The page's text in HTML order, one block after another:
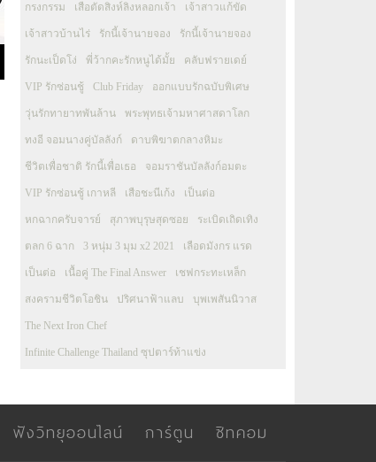
กรงกรรม เสือตัดสิงห์ลิงหลอกเจ้า เจ้าสาวแก้ขัด
เจ้าสาวบ้านไร่ รักนี้เจ้านายจอง รักนี้เจ้านายจอง
รักนะเป็ดโง่ พี่ว้ากคะรักหนูได้มั้ย คลับฟรายเดย์
VIP รักซ่อนชู้ Club Friday ออกแบบรักฉบับพิเศษ
วุ่นรักทายาทพันล้าน พระพุทธเจ้ามหาศาสดาโลก
ทงอี จอมนางคู่บัลลังก์ ดาบพิฆาตกลางหิมะ
ชีวิตเพื่อชาติ รักนี้เพื่อเธอ จอมราชันบัลลังก์อมตะ
VIP รักซ่อนชู้ เกาหลี เสือชะนีเก้ง เป็นต่อ
หกฉากครับจารย์ สุภาพบุรุษสุดซอย ระเบิดเถิดเทิง
ตลก 6 ฉาก 3 หนุ่ม 3 มุม x2 2021 เลือดมังกร แรด
เป็นต่อ เนื้อคู่ The Final Answer เชฟกระทะเหล็ก
สงครามชีวิตโอชิน ปริศนาฟ้าแลบ บุพเพสันนิวาส
The Next Iron Chef
Infinite Challenge Thailand ซุปตาร์ท้าแข่ง
ฟังวิทยุออนไลน์ การ์ตูน ซิทคอม